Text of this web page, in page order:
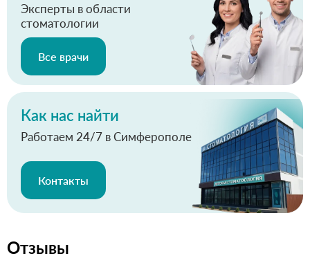
Эксперты в области
стоматологии
Все врачи
Как нас найти
Работаем 24/7 в Симферополе
Контакты
Отзывы